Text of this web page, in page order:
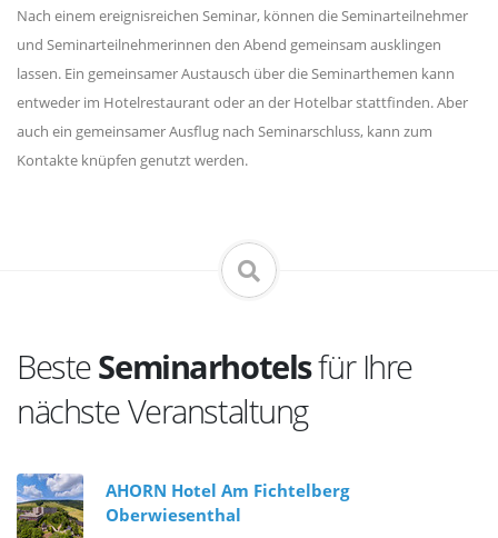
Nach einem ereignisreichen Seminar, können die Seminarteilnehmer
und Seminarteilnehmerinnen den Abend gemeinsam ausklingen
lassen. Ein gemeinsamer Austausch über die Seminarthemen kann
entweder im Hotelrestaurant oder an der Hotelbar stattfinden. Aber
auch ein gemeinsamer Ausflug nach Seminarschluss, kann zum
Kontakte knüpfen genutzt werden.
BesteSeminarhotelsfür Ihre
nächste Veranstaltung
AHORN Hotel Am Fichtelberg
Oberwiesenthal